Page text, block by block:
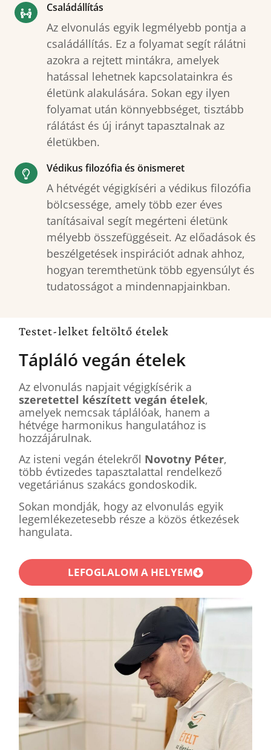
Családállítás
Az elvonulás egyik legmélyebb pontja a
családállítás. Ez a folyamat segít rálátni
azokra a rejtett mintákra, amelyek
hatással lehetnek kapcsolatainkra és
életünk alakulására. Sokan egy ilyen
folyamat után könnyebbséget, tisztább
rálátást és új irányt tapasztalnak az
életükben.
Védikus filozófia és önismeret
A hétvégét végigkíséri a védikus filozófia
bölcsessége, amely több ezer éves
tanításaival segít megérteni életünk
mélyebb összefüggéseit. Az előadások és
beszélgetések inspirációt adnak ahhoz,
hogyan teremthetünk több egyensúlyt és
tudatosságot a mindennapjainkban.
Testet-lelket feltöltő ételek
Tápláló vegán ételek
Az elvonulás napjait végigkísérik a
szeretettel készített vegán ételek,
amelyek nemcsak táplálóak, hanem a
hétvége harmonikus hangulatához is
hozzájárulnak.
Az isteni vegán ételekről Novotny Péter,
több évtizedes tapasztalattal rendelkező
vegetáriánus szakács gondoskodik.
Sokan mondják, hogy az elvonulás egyik
legemlékezetesebb része a közös étkezések
hangulata.
LEFOGLALOM A HELYEM